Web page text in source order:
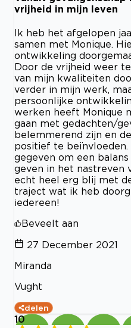
vrijheid in mijn leven
Ik heb het afgelopen
samen met Monique.
ontwikkeling
Door de vrijheid weer
van mijn kwaliteiten
verder in mijn werk,
persoonlijke
werken heeft Monique
gaan met gedachten/
belemmerend zijn en
positief te
gegeven om een
geven in het nastreven
echt heel erg blij met
traject wat ik heb
iedereen!
Beveelt aan
27 December 2021
Miranda
Vught
delen
10